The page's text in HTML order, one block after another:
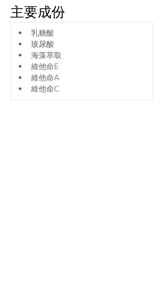
主要成份
乳糖酸
玻尿酸
海藻萃取
維他命E
維他命A
維他命C